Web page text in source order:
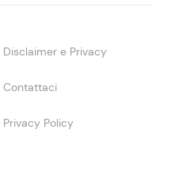
Disclaimer e Privacy
Contattaci
Privacy Policy